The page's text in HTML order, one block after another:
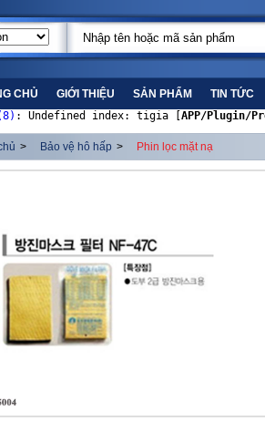
CHỦ GIỚI THIỆU SẢN PHẨM TIN TỨC
: Undefined index: tigia [ APP/Plugin/
> Bảo vệ hô hấp > Phin lọc mặt nạ